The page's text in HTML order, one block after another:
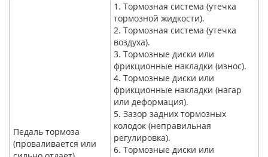
Педаль тормоза
(проваливается или
1. Тормозная система (утечка
тормозной жидкости).
2. Тормозная система (утечка
воздуха).
3. Тормозные диски или
фрикционные накладки (износ).
4. Тормозные диски или
фрикционные накладки (нагар
или деформация).
5. Зазор задних тормозных
колодок (неправильная
регулировка).
6. Тормозные диски или